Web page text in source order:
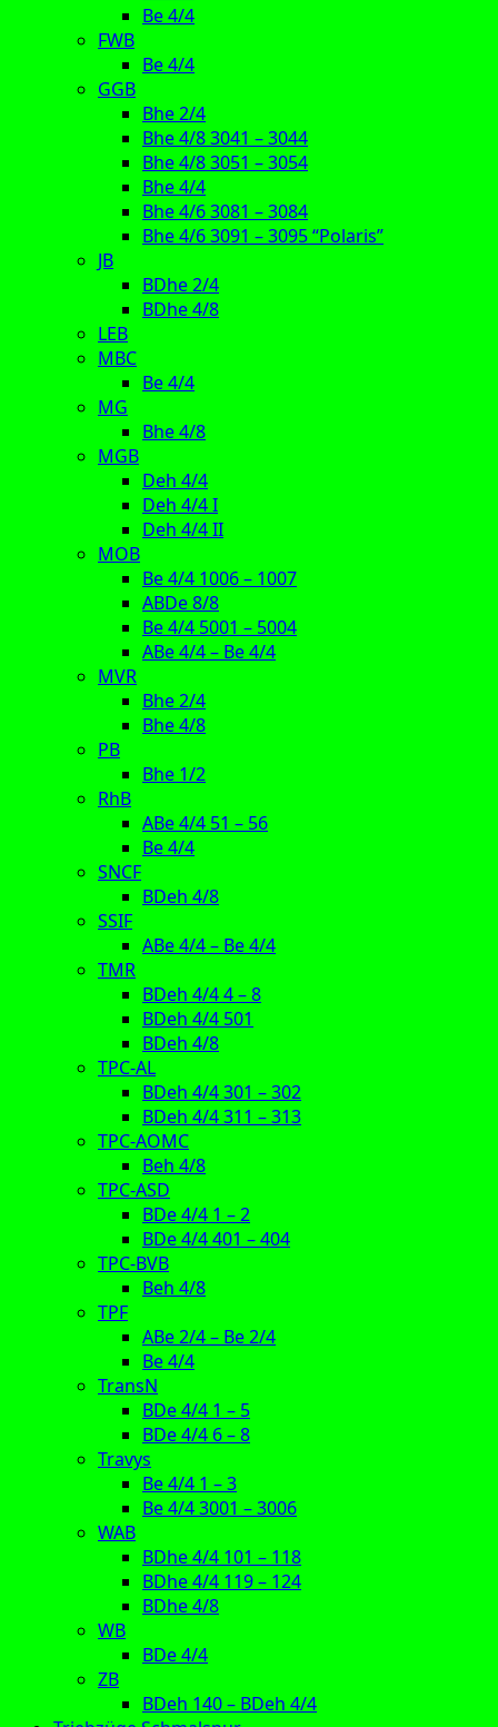
Be 4/4
FWB
Be 4/4
GGB
Bhe 2/4
Bhe 4/8 3041 – 3044
Bhe 4/8 3051 – 3054
Bhe 4/4
Bhe 4/6 3081 – 3084
Bhe 4/6 3091 – 3095 “Polaris”
JB
BDhe 2/4
BDhe 4/8
LEB
MBC
Be 4/4
MG
Bhe 4/8
MGB
Deh 4/4
Deh 4/4 I
Deh 4/4 II
MOB
Be 4/4 1006 – 1007
ABDe 8/8
Be 4/4 5001 – 5004
ABe 4/4 – Be 4/4
MVR
Bhe 2/4
Bhe 4/8
PB
Bhe 1/2
RhB
ABe 4/4 51 – 56
Be 4/4
SNCF
BDeh 4/8
SSIF
ABe 4/4 – Be 4/4
TMR
BDeh 4/4 4 – 8
BDeh 4/4 501
BDeh 4/8
TPC-AL
BDeh 4/4 301 – 302
BDeh 4/4 311 – 313
TPC-AOMC
Beh 4/8
TPC-ASD
BDe 4/4 1 – 2
BDe 4/4 401 – 404
TPC-BVB
Beh 4/8
TPF
ABe 2/4 – Be 2/4
Be 4/4
TransN
BDe 4/4 1 – 5
BDe 4/4 6 – 8
Travys
Be 4/4 1 – 3
Be 4/4 3001 – 3006
WAB
BDhe 4/4 101 – 118
BDhe 4/4 119 – 124
BDhe 4/8
WB
BDe 4/4
ZB
BDeh 140 – BDeh 4/4